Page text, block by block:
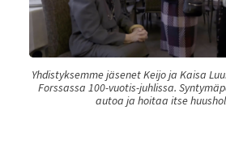
Yhdistyksemme jäsenet Keijo ja Kaisa
Forssassa 100-vuotis-juhlissa.
autoa ja hoitaa itse